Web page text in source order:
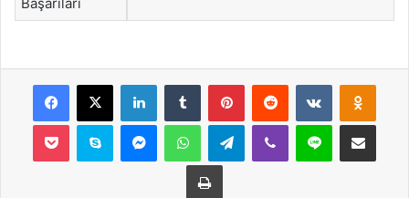
Facebook
X LinkedInTumblr PinterestReddit VKontakte
Pocket Skype MessengerWhatsAppTelegramViber Line E-Posta ile
Yazdır